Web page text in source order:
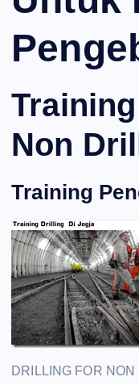
Non
Training
DRILLING FOR NON